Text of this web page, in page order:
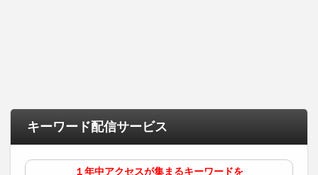
キーワード配信サービス
１年中アクセスが集まるキーワードを